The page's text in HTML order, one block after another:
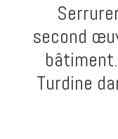
second
Turdine